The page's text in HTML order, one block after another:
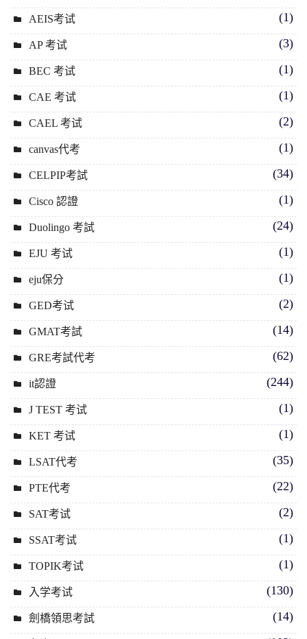
AEIS考试 (1)
AP 考试 (3)
BEC 考试 (1)
CAE 考试 (1)
CAEL 考试 (2)
canvas代考 (1)
CELPIP考試 (34)
Cisco 認證 (1)
Duolingo 考試 (24)
EJU 考试 (1)
eju保分 (1)
GED考试 (2)
GMAT考試 (14)
GRE考試代考 (62)
it認證 (244)
J TEST 考试 (1)
KET 考试 (1)
LSAT代考 (35)
PTE代考 (22)
SAT考试 (2)
SSAT考试 (1)
TOPIK考试 (1)
入学考试 (130)
劍橋領思考試 (14)